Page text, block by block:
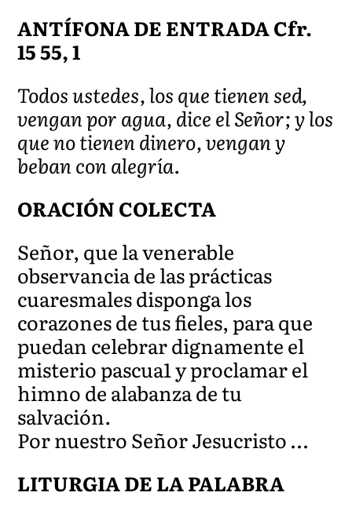
ANTÍFONA DE ENTRADA Cfr.
15 55, 1
Todos ustedes, los que tienen sed,
vengan por agua, dice el Señor; y los
que no tienen dinero, vengan y
beban con alegría.
ORACIÓN COLECTA
Señor, que la venerable
observancia de las prácticas
cuaresmales disponga los
corazones de tus fieles, para que
puedan celebrar dignamente el
misterio pascua1 y proclamar el
himno de alabanza de tu
salvación.
Por nuestro Señor Jesucristo …
LITURGIA DE LA PALABRA